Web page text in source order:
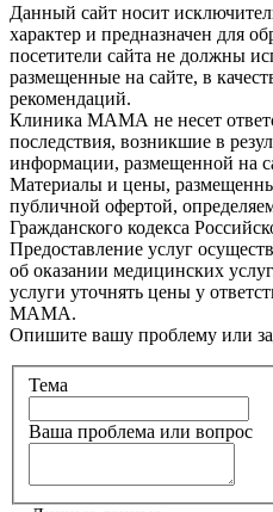
Данный сайт носит
характер и предназначен для
посетители сайта не должны
размещенные на сайте, в
рекомендаций.
Клиника МАМА не несет
последствия, возникшие в
информации, размещенной на
Материалы и цены,
публичной офертой,
Гражданского кодекса
Предоставление услуг
об оказании медицинских
услуги уточнять цены у
МАМА.
Опишите вашу проблему или
Тема
Ваша проблема или вопрос